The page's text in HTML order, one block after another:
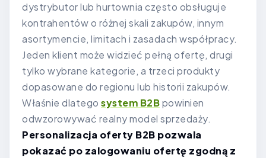
dystrybutor lub hurtownia często obsługuje
kontrahentów o różnej skali zakupów, innym
asortymencie, limitach i zasadach współpracy.
Jeden klient może widzieć pełną ofertę, drugi
tylko wybrane kategorie, a trzeci produkty
dopasowane do regionu lub historii zakupów.
Właśnie dlatego system B2Bpowinien
odwzorowywać realny model sprzedaży.
Personalizacja oferty B2B pozwala
pokazać po zalogowaniu ofertę zgodną z